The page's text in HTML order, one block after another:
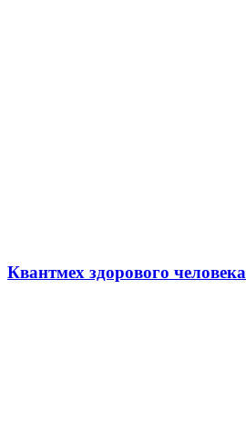
Квантмех здорового человека